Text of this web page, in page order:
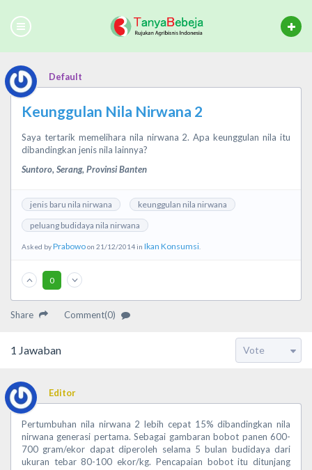
Default
Keunggulan Nila Nirwana 2
Saya tertarik memelihara nila nirwana 2. Apa keunggulan nila itu
dibandingkan jenis nila lainnya?
Suntoro, Serang, Provinsi Banten
jenis baru nila nirwana
keunggulan nila nirwana
peluang budidaya nila nirwana
Asked byPrabowoon 21/12/2014 in Ikan Konsumsi
0
Share Comment(0)
1 Jawaban
Editor
Pertumbuhan nila nirwana 2 lebih cepat 15% dibandingkan nila
nirwana generasi pertama. Sebagai gambaran bobot panen 600-
700 gram/ekor dapat diperoleh selama 5 bulan budidaya dari
ukuran tebar 80-100 ekor/kg. Pencapaian bobot itu ditunjang